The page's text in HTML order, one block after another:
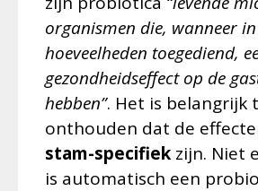
organismen die, wanneer
hoeveelheden toegediend,
gezondheidseffect op de
hebben”. Het is belangrijk
onthouden dat de
stam-specifiek zijn. Niet
is automatisch een